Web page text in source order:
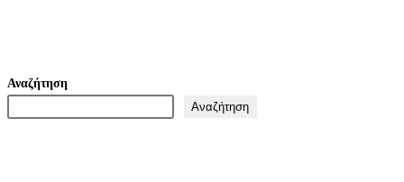
Αναζήτηση
Αναζήτηση